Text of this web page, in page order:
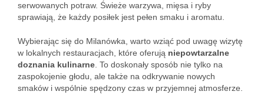
serwowanych potraw. Świeże warzywa, mięsa i ryby
sprawiają, że każdy posiłek jest pełen smaku i aromatu.
Wybierając się do Milanówka, warto wziąć pod uwagę wizytę
w lokalnych restauracjach, które oferują niepowtarzalne
doznania kulinarne . To doskonały sposób nie tylko na
zaspokojenie głodu, ale także na odkrywanie nowych
smaków i wspólnie spędzony czas w przyjemnej atmosferze.